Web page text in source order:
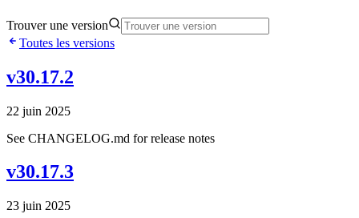
Trouver une version
Toutes les versions
v30.17.2
22 juin 2025
See CHANGELOG.md for release notes
v30.17.3
23 juin 2025